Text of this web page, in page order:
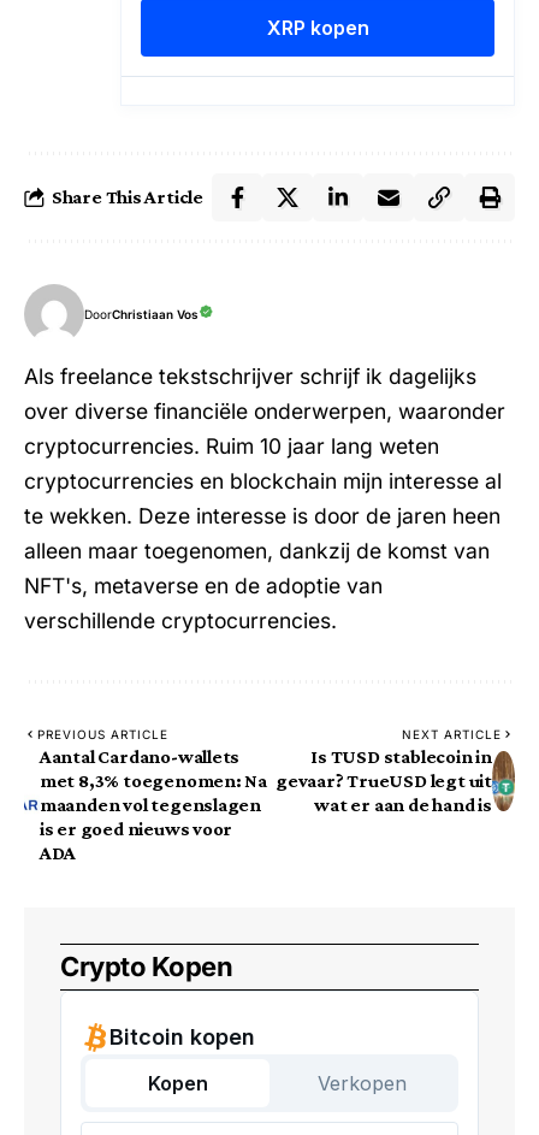
Share This Article
DoorChristiaan Vos
Als freelance tekstschrijver schrijf ik dagelijks
over diverse financiële onderwerpen, waaronder
cryptocurrencies. Ruim 10 jaar lang weten
cryptocurrencies en blockchain mijn interesse al
te wekken. Deze interesse is door de jaren heen
alleen maar toegenomen, dankzij de komst van
NFT's, metaverse en de adoptie van
verschillende cryptocurrencies.
PREVIOUS ARTICLE
Aantal Cardano-wallets
met 8,3% toegenomen: Na
maanden vol tegenslagen
is er goed nieuws voor
ADA
NEXT ARTICLE
Is TUSD stablecoin in
gevaar? TrueUSD legt uit
wat er aan de hand is
Crypto Kopen